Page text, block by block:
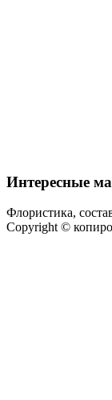
Интересные
Флористика,
Copyright ©